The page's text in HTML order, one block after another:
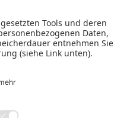
18:00 Uhr